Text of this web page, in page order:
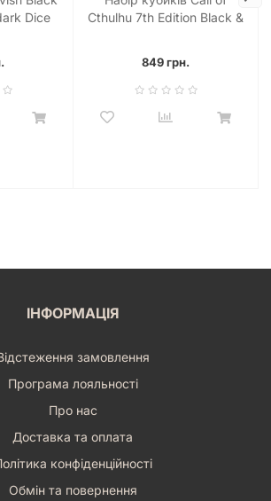
Dice
Cthulhu 7th Edition Black &
849 грн.
ІНФОРМАЦІЯ
замовлення
Програма лояльності
Про нас
Доставка та оплата
конфіденційності
Обмін та повернення